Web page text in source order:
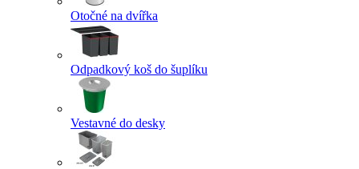
Otočné na dvířka
Odpadkový koš do šuplíku
Vestavné do desky